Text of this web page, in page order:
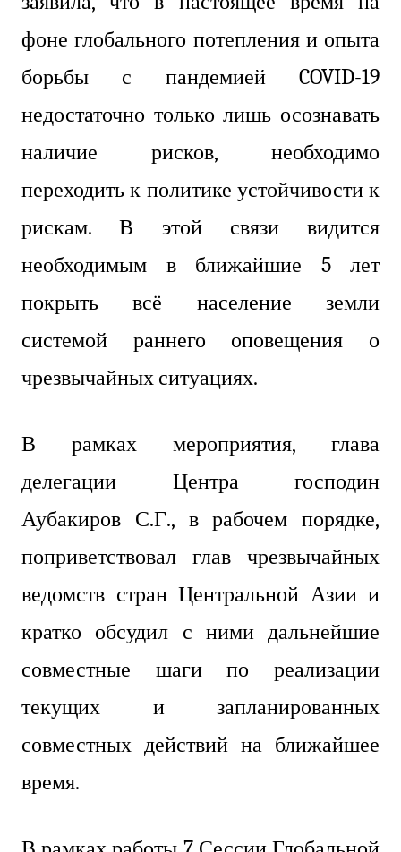
фоне глобального потепления и опыта
борьбы с пандемией COVID-19
недостаточно только лишь осознавать
наличие рисков, необходимо
переходить к политике устойчивости к
рискам. В этой связи видится
необходимым в ближайшие 5 лет
покрыть всё население земли
системой раннего оповещения о
чрезвычайных ситуациях.
В рамках мероприятия, глава
делегации Центра господин
Аубакиров С.Г., в рабочем порядке,
поприветствовал глав чрезвычайных
ведомств стран Центральной Азии и
кратко обсудил с ними дальнейшие
совместные шаги по реализации
текущих и запланированных
совместных действий на ближайшее
время.